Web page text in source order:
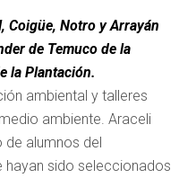
Coigüe, Notro y Arrayán
de Temuco de la
la Plantación.
ambiental y talleres
ambiente. Araceli
de alumnos del
sido seleccionados